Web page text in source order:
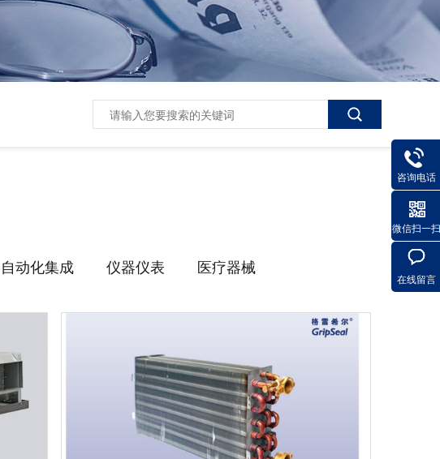
自动化集成 仪器仪表 医疗器械
咨询电话
微信扫一扫
在线留言